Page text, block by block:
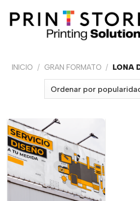
contenido
INICIO / GRAN FORMATO / LONA